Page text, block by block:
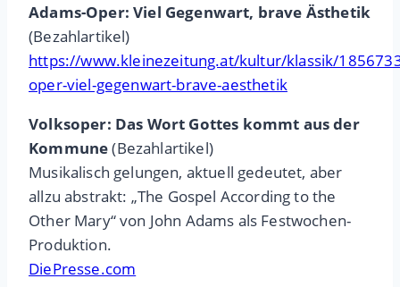
Adams-Oper: Viel Gegenwart, brave Ästhetik
(Bezahlartikel)
https://www.kleinezeitung.at/kultur/klassik/
oper-viel-gegenwart-brave-aesthetik
Volksoper: Das Wort Gottes kommt aus der
Kommune(Bezahlartikel)
Musikalisch gelungen, aktuell gedeutet, aber
allzu abstrakt: „The Gospel According to the
Other Mary“ von John Adams als Festwochen-
Produktion.
DiePresse.com